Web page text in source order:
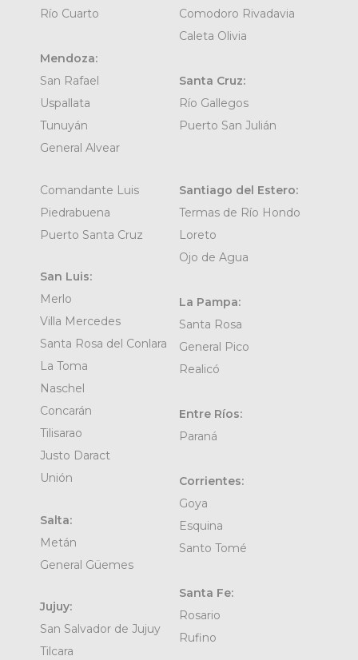
Río Cuarto
Mendoza:
San Rafael
Uspallata
Tunuyán
General Alvear
Comodoro Rivadavia
Caleta Olivia
Santa Cruz:
Río Gallegos
Puerto San Julián
Comandante Luis
Piedrabuena
Puerto Santa Cruz
San Luis:
Merlo
Villa Mercedes
Santa Rosa del Conlara
La Toma
Naschel
Concarán
Tilisarao
Justo Daract
Unión
Salta:
Metán
General Güemes
Jujuy:
San Salvador de Jujuy
Tilcara
Santiago del Estero:
Termas de Río Hondo
Loreto
Ojo de Agua
La Pampa:
Santa Rosa
General Pico
Realicó
Entre Ríos:
Paraná
Corrientes:
Goya
Esquina
Santo Tomé
Santa Fe:
Rosario
Rufino